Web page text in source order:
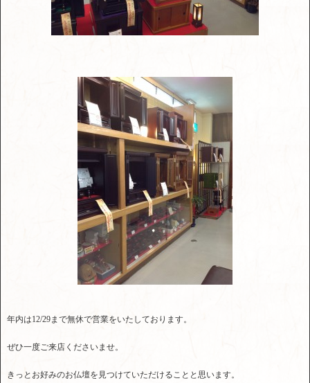
年内は12/29まで無休で営業をいたしております。
ぜひ一度ご来店くださいませ。
きっとお好みのお仏壇を見つけていただけることと思います。